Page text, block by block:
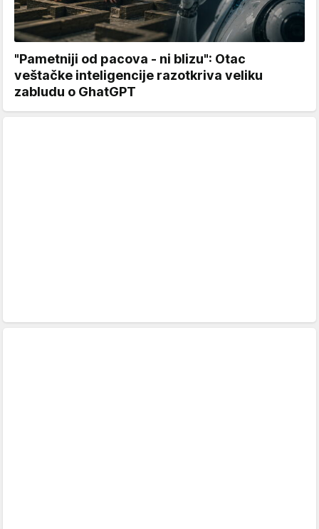
"Pametniji od pacova - ni blizu": Otac
veštačke inteligencije razotkriva veliku
zabludu o GhatGPT